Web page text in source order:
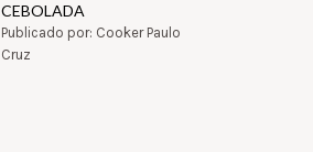
CEBOLADA
Publicado por: Cooker Paulo
Cruz